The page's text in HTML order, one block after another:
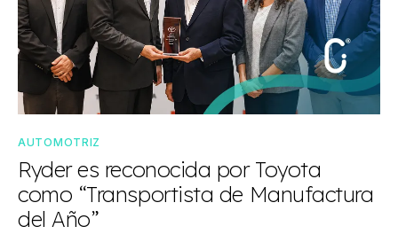
AUTOMOTRIZ
Ryder es reconocida por Toyota
como “Transportista de Manufactura
del Año”